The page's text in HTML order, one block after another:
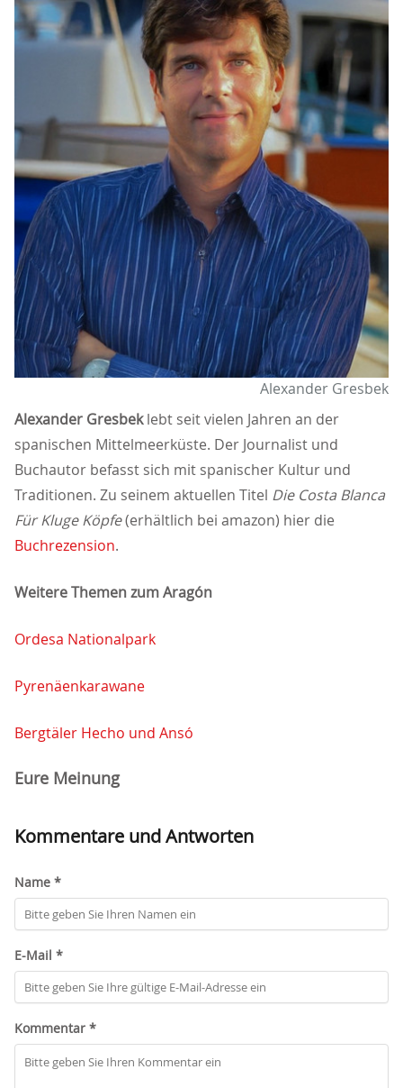
Alexander Gresbek
Alexander Gresbeklebt seit vielen Jahren an der
spanischen Mittelmeerküste. Der Journalist und
Buchautor befasst sich mit spanischer Kultur und
Traditionen. Zu seinem aktuellen Titel Die Costa Blanca
Für Kluge Köpfe(erhältlich bei amazon) hier die
Buchrezension.
Weitere Themen zum Aragón
Ordesa Nationalpark
Pyrenäenkarawane
Bergtäler Hecho und Ansó
Eure Meinung
Kommentare und Antworten
Name *
E-Mail *
Kommentar *